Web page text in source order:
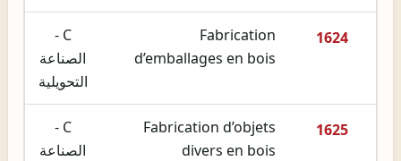
1624
Fabrication
d’emballages en bois
C -
الصناعة
التحويلية
1625
Fabrication d’objets
divers en bois
C -
الصناعة